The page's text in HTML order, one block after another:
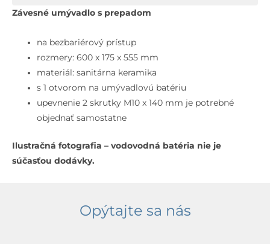
Contour
Umývadlo
bezbariérové,
60x18x56
cm,
prepadom,
na
batériu,
Závesné umývadlo s prepadom
na bezbariérový prístup
rozmery: 600 x 175 x 555 mm
materiál: sanitárna keramika
s 1 otvorom na umývadlovú batériu
upevnenie 2 skrutky M10 x 140 mm je potrebné
objednať samostatne
Ilustračná fotografia – vodovodná batéria nie je
súčasťou dodávky.
Opýtajte sa nás